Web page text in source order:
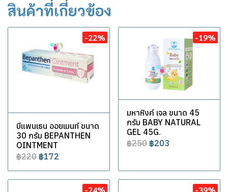
สินค้าที่เกี่ยวข้อง
-22%
บีแพนเธน ออยเมนท์ ขนาด
30 กรัม BEPANTHEN
OINTMENT
฿220 ฿172
-19%
มหาหิงค์ เจล ขนาด 45
กรัม BABY NATURAL
GEL 45G.
฿250 ฿203
-24% -39%